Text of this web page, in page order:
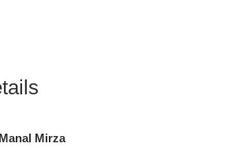
Manal Mirza